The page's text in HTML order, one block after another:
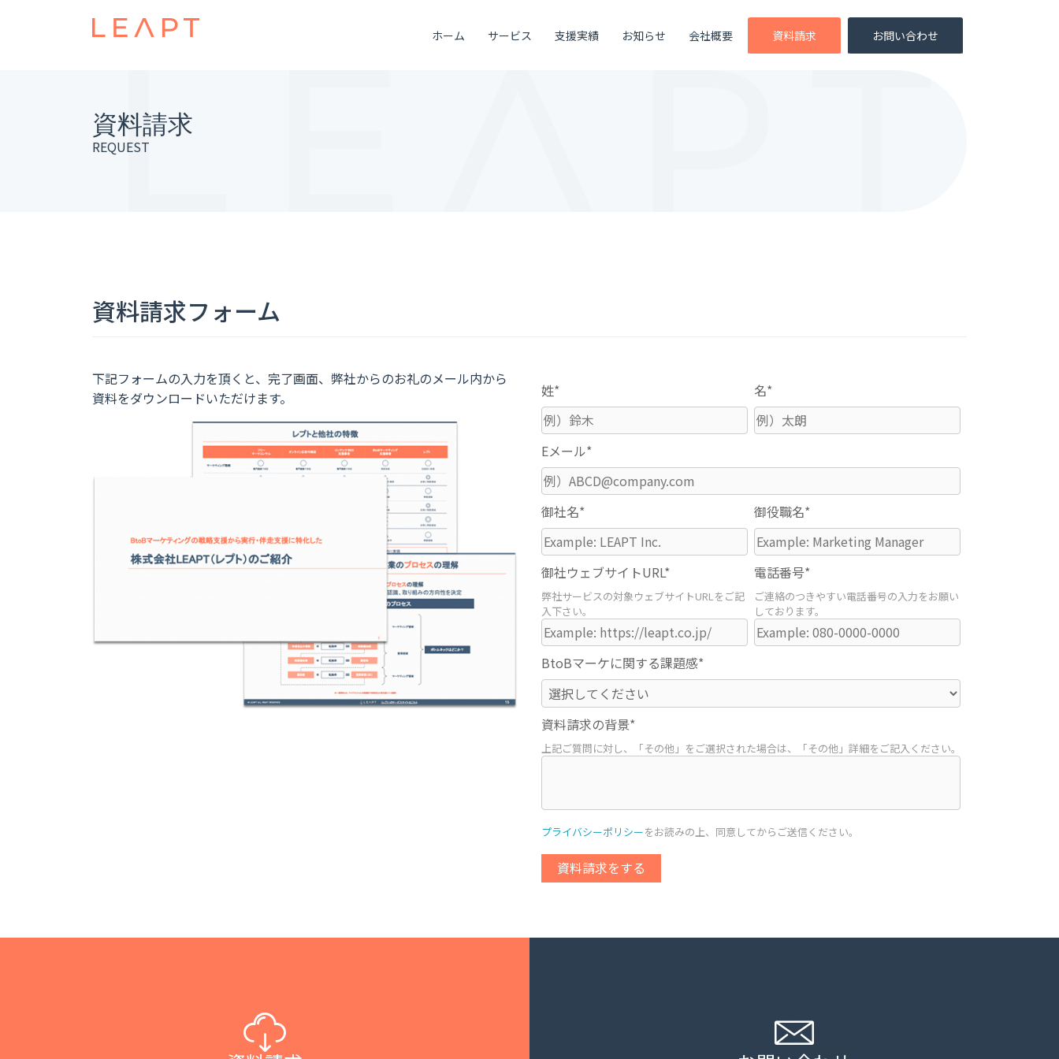
ホーム サービス 支援実績 お知らせ 会社概要 資料請求 お問い合わせ
資料請求
REQUEST
資料請求フォーム
下記フォームの入力を頂くと、完了画面、弊社からのお礼のメール内から
資料をダウンロードいただけます。
姓* 名*
Eメール*
御社名* 御役職名*
御社ウェブサイトURL*
弊社サービスの対象ウェブサイトURLをご記
入下さい。
電話番号*
ご連絡のつきやすい電話番号の入力をお願い
しております。
BtoBマーケに関する課題感*
資料請求の背景*
上記ご質問に対し、「その他」をご選択された場合は、「その他」詳細をご記入ください。
プライバシーポリシーをお読みの上、同意してからご送信ください。